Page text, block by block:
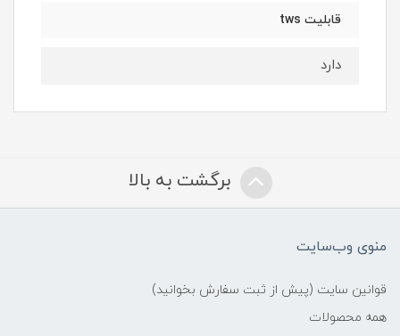
قابلیت tws
دارد
برگشت به بالا
منوی وب‌سایت
قوانین سایت (پیش از ثبت سفارش بخوانید)
همه محصولات